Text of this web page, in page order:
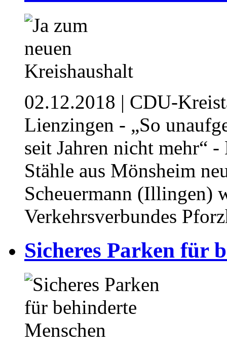
02.12.2018 | CDU-
Lienzingen - „So
seit Jahren nicht mehr“
Stähle aus Mönsheim
Scheuermann (Illingen)
Verkehrsverbundes
Sicheres Parken für